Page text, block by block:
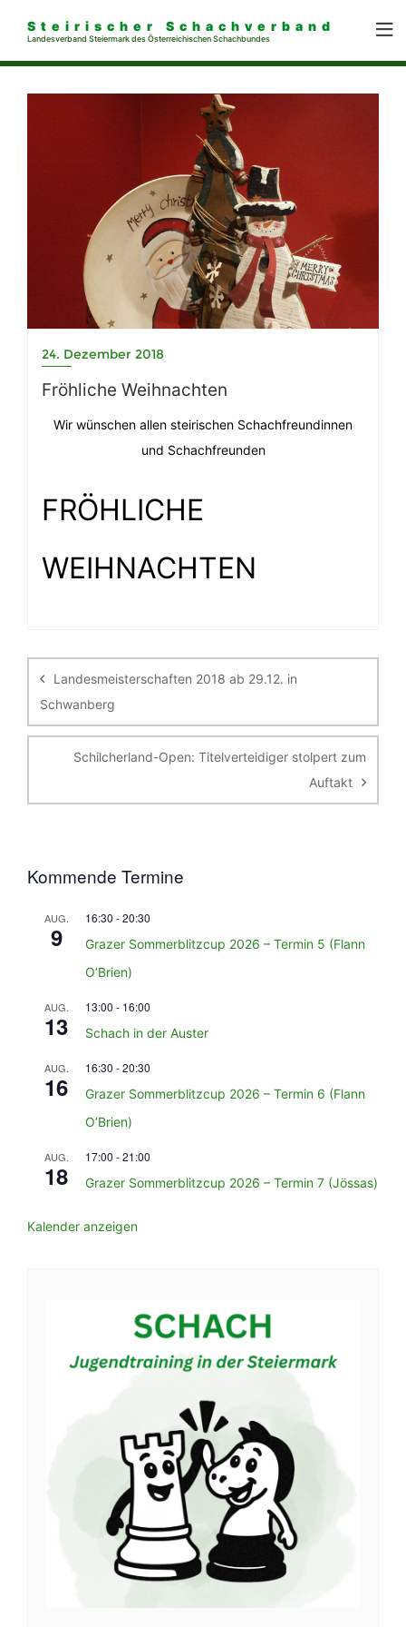
Steirischer Schachverband
Landesverband Steiermark des Österreichischen Schachbundes
24. Dezember 2018
Fröhliche Weihnachten
Wir wünschen allen steirischen Schachfreundinnen
und Schachfreunden
FRÖHLICHE
WEIHNACHTEN
Landesmeisterschaften 2018 ab 29.12. in
Schwanberg
Schilcherland-Open: Titelverteidiger stolpert zum
Auftakt
Kommende Termine
AUG.
9
16:30 -20:30
Grazer Sommerblitzcup 2026 – Termin 5 (Flann
O’Brien)
AUG.
13
13:00 - 16:00
Schach in der Auster
AUG.
16
16:30 -20:30
Grazer Sommerblitzcup 2026 – Termin 6 (Flann
O’Brien)
AUG.
18
17:00 -21:00
Grazer Sommerblitzcup 2026 – Termin 7 (Jössas)
Kalender anzeigen